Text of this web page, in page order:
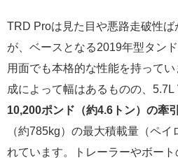
TRD Proは見た目や悪路走破性
が、ベースとなる2019年型タン
用面でも本格的な性能を持って
成によって幅はあるものの、
10,200ポンド（約4.6トン）の牽
（約785kg）の最大積載量（ペ
れています。トレーラーやボー